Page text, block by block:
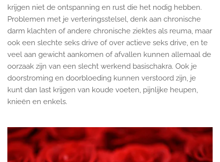
krijgen niet de ontspanning en rust die het nodig hebben.
Problemen met je verteringsstelsel, denk aan chronische
darm klachten of andere chronische ziektes als reuma, maar
ook een slechte seks drive of over actieve seks drive, en te
veel aan gewicht aankomen of afvallen kunnen allemaal de
oorzaak zijn van een slecht werkend basischakra. Ook je
doorstroming en doorbloeding kunnen verstoord zijn, je
kunt dan last krijgen van koude voeten, pijnlijke heupen,
knieën en enkels.